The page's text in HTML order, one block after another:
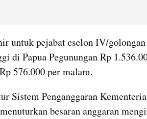
untuk pejabat eselon IV/
di Papua Pegunungan Rp
576.000 per malam.
Sistem Penganggaran
besaran anggaran